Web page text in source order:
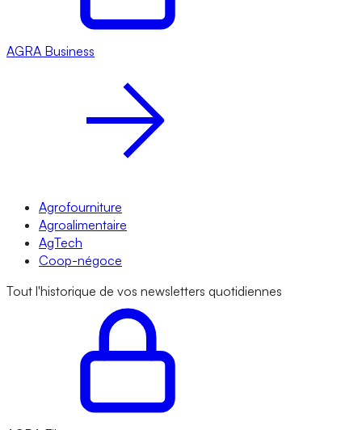
AGRA Business
Agrofourniture
Agroalimentaire
AgTech
Coop-négoce
Tout l'historique de vos newsletters quotidiennes